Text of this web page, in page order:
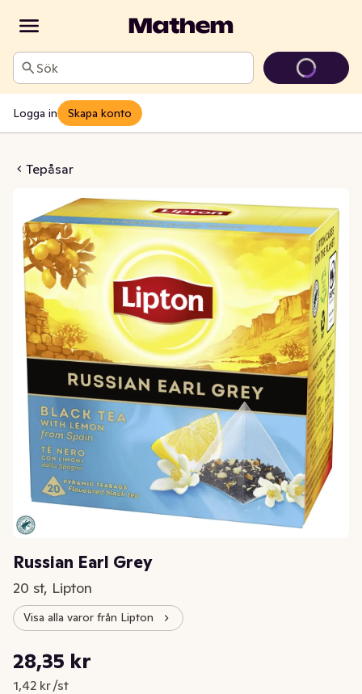
Sök
Logga in Skapa konto
Tepåsar
Earl Grey
Russian Earl Grey
20 st, Lipton
Visa alla varor från Lipton
Nuvarande pris är: 28,35 kr
28,35 kr
1,42 kr /st
Styckpris: 1,42 kr /st